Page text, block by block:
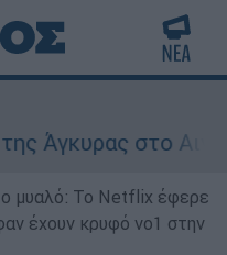
στο Αιγαίο:
μυαλό: Το Netflix έφερε
έχουν κρυφό νο1 στην